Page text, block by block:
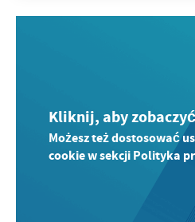
Kliknij, aby
Możesz też dostosować
cookie w sekcji Polityka